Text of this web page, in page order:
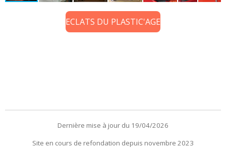
ECLATS DU PLASTIC'AGE
Dernière mise à jour du 19/04/2026
Site en cours de refondation depuis novembre 2023